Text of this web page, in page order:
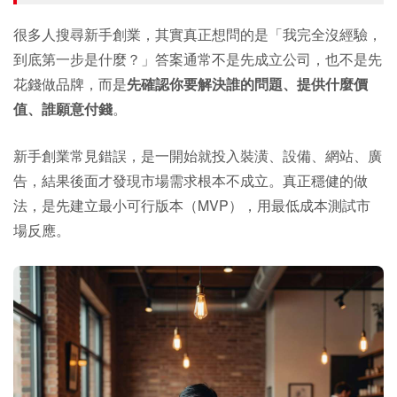
很多人搜尋新手創業，其實真正想問的是「我完全沒經驗，
到底第一步是什麼？」答案通常不是先成立公司，也不是先
花錢做品牌，而是先確認你要解決誰的問題、提供什麼價
值、誰願意付錢。
新手創業常見錯誤，是一開始就投入裝潢、設備、網站、廣
告，結果後面才發現市場需求根本不成立。真正穩健的做
法，是先建立最小可行版本（MVP），用最低成本測試市
場反應。